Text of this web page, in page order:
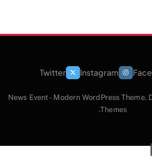
Instagram
Twitter
News Event - Modern WordPress Theme.
Themes
.